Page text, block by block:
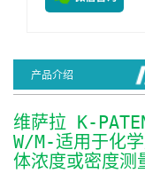
产品介绍
维萨拉
W/M-适用于化
体浓度或密度测